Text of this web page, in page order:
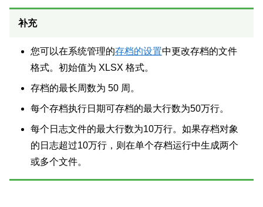
补充
您可以在系统管理的存档的设置中更改存档的文件
格式。初始值为 XLSX 格式。
存档的最长周数为 50 周。
每个存档执行日期可存档的最大行数为50万行。
每个日志文件的最大行数为10万行。如果存档对象
的日志超过10万行，则在单个存档运行中生成两个
或多个文件。